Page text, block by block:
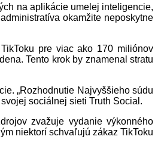
na aplikácie umelej inteligencie,
okamžite neposkytne
pre viac ako 170 miliónov
Tento krok by znamenal stratu
„Rozhodnutie Najvyššieho súdu
sociálnej sieti Truth Social.
zvažuje vydanie výkonného
niektorí schvaľujú zákaz TikToku